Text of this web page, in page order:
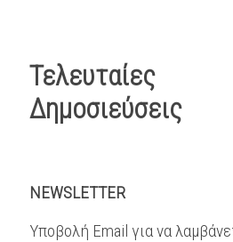
Τελευταίες
Δημοσιεύσεις
NEWSLETTER
Υποβολή Email για να